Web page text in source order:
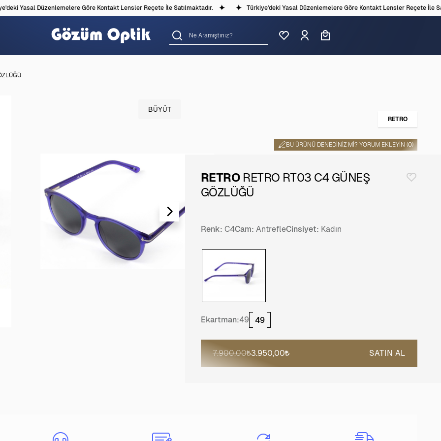
Yasal Düzenlemelere Göre Kontakt Lensler Reçete İle Satılmaktadır. Türkiye'deki Yasal Düzenlemelere Göre Kontakt Lensler Reçete İle
BÜYÜT
BU ÜRÜNÜ DENEDINIZ MI? YORUM EKLEYIN (0)
RETRO
RETRO RETRO RT03 C4 GÜNEŞ
GÖZLÜĞÜ
Renk: C4Cam: AntrefleCinsiyet: Kadın
Ekartman:49 49
7.900,00 3.950,00 SATIN AL